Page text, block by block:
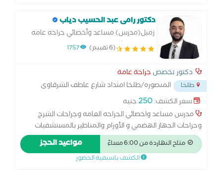
دكتور رامى عبد الحسيب دياب
زميل(مدرس) مساعد وأخصائي جراحه عامه
وجراحات الشرج وجراحه الجهاز الهضمي
(6 تقييم) 1757
دكتور تخصص جراحة عامة
طلخا
المنصوره/طلخا امتداد شارع عاطف الشرقاوى
امام السجل...
سعر الكشف:250جنيه
مدرس مساعد واخصائي الجراحه العامه وجراحات الشرج
وجراحات الجهاز الهضمي و الأورام والمناظير بالمستشفيات
والمعاهد التعليمية حاصل على ماجستير جراحه عامه والمناظير
د.دكتوراه الجراحه العامه والمناظير
متاح النهاردة من 6:00 مساءً مواعيد الحجز
الكشف باسبقية الحضور